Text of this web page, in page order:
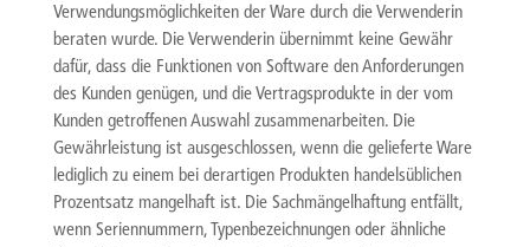
Verwendungsmöglichkeiten der Ware durch die Verwenderin
beraten wurde. Die Verwenderin übernimmt keine Gewähr
dafür, dass die Funktionen von Software den Anforderungen
des Kunden genügen, und die Vertragsprodukte in der vom
Kunden getroffenen Auswahl zusammenarbeiten. Die
Gewährleistung ist ausgeschlossen, wenn die gelieferte Ware
lediglich zu einem bei derartigen Produkten handelsüblichen
Prozentsatz mangelhaft ist. Die Sachmängelhaftung entfällt,
wenn Seriennummern, Typenbezeichnungen oder ähnliche